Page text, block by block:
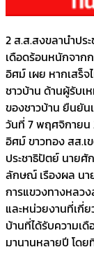
2 ส.ส.สงขลานำปร
เดือดร้อนหนักจาก
อิศม์ เผย หากเสร็
ชาวบ้าน ด้านผู้รับเ
ของชาวบ้าน ยืนยั
วันที่ 7 พฤศจิกายน
อิศม์ ขาวทอง สส.เ
ประชาธิปัตย์ นายศั
ลักษณ์ เรืองผล นา
การแขวงทางหลว
และหน่วยงานที่เกี่
บ้านที่ได้รับความเ
มานานหลายปี โดย